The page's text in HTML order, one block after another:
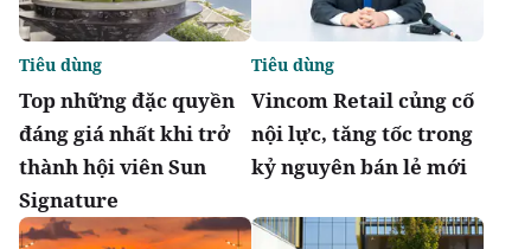
Top những đặc quyền
đáng giá nhất khi trở
thành hội viên Sun
Signature
Tiêu dùng
Vincom Retail củng cố
nội lực, tăng tốc trong
kỷ nguyên bán lẻ mới
Tiêu dùng